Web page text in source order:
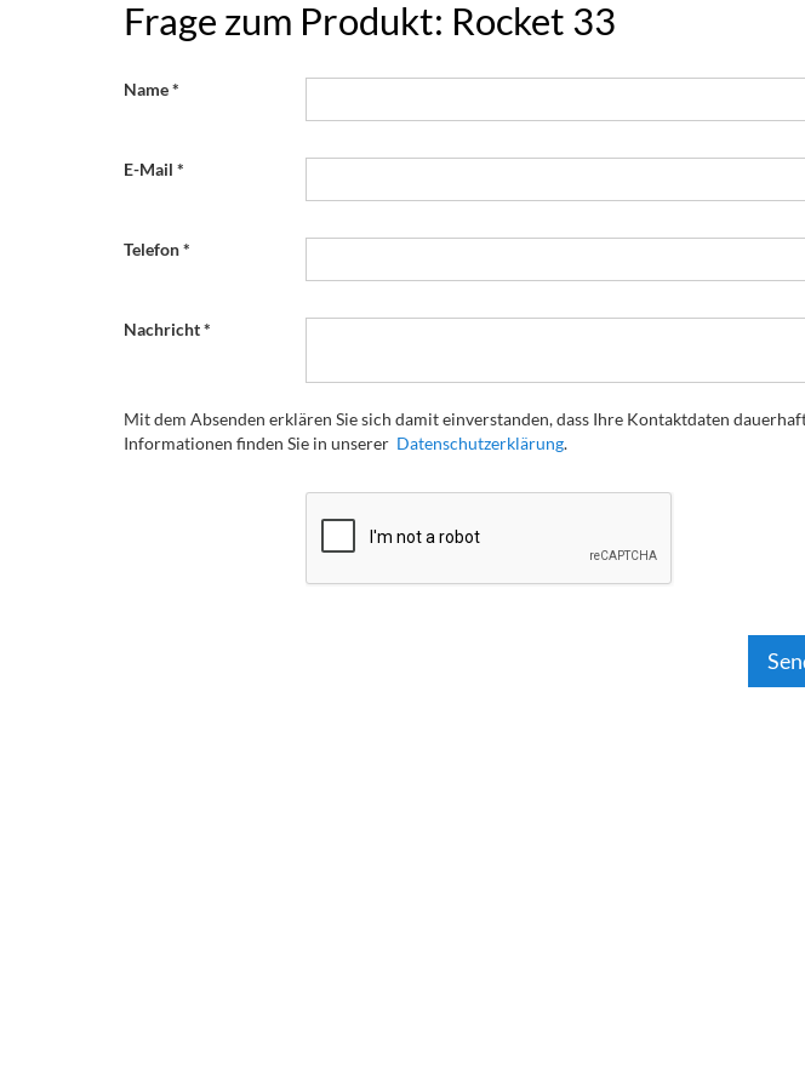
Frage zum Produkt: Rocket 33
Name
E-Mail
Telefon
Nachricht
Mit dem Absenden erklären Sie sich damit einverstanden, dass Ihre Kontaktdaten
Informationen finden Sie in unserer Datenschutzerklärung.